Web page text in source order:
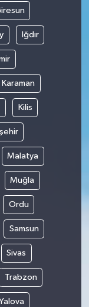
Iğdır
Karaman
Kilis
Malatya
Muğla
Ordu
Samsun
Sivas
Trabzon